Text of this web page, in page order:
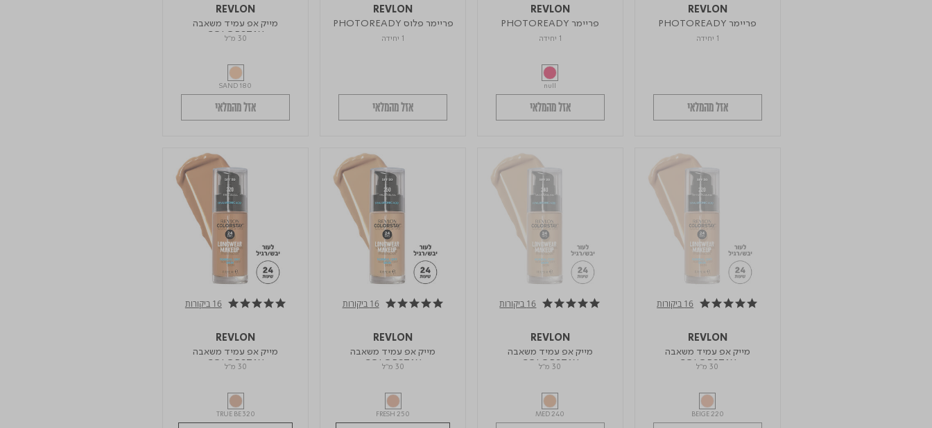
REVLON
פריימר PHOTOREADY
1 יחידה
אזל מהמלאי
REVLON
פריימר PHOTOREADY
1 יחידה
null
אזל מהמלאי
REVLON
פריימר פלוס PHOTOREADY
1 יחידה
אזל מהמלאי
REVLON
מייק אפ עמיד משאבה
COLORSTAY
30 מ"ל
SAND 180
אזל מהמלאי
4.9 star rating 16 ביקורות
REVLON
מייק אפ עמיד משאבה
COLORSTAY
30 מ"ל
BEIGE 220
4.9 star rating 16 ביקורות
REVLON
מייק אפ עמיד משאבה
COLORSTAY
30 מ"ל
MED 240
4.9 star rating 16 ביקורות
REVLON
מייק אפ עמיד משאבה
COLORSTAY
30 מ"ל
FRESH 250
4.9 star rating 16 ביקורות
REVLON
מייק אפ עמיד משאבה
COLORSTAY
30 מ"ל
TRUE BE 320